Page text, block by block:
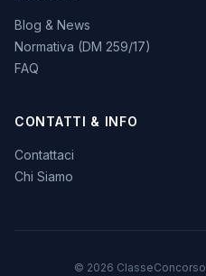
Blog & News
Normativa (DM 259/17)
FAQ
CONTATTI & INFO
Contattaci
Chi Siamo
© 2026